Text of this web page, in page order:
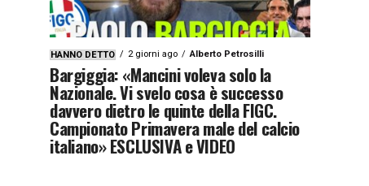
HANNO DETTO 2 giorni ago Alberto Petrosilli
Bargiggia: «Mancini voleva solo la
Nazionale. Vi svelo cosa è successo
davvero dietro le quinte della FIGC.
Campionato Primavera male del calcio
italiano» ESCLUSIVA e VIDEO